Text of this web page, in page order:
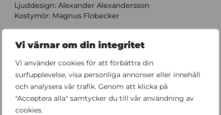
Vi värnar om din integritet
Vi använder cookies för att förbättra din
surfupplevelse, visa personliga annonser eller innehåll
och analysera vår trafik. Genom att klicka på
"Acceptera alla" samtycker du till vår användning av
cookies.
Ljuddesign: Alexander Alexandersson
Kostymör: Magnus Flobecker
Sara Niklasson – gitarr, fiol, mandolin, bas och sång
Välkomna till mer än bara en konsert!
Längd ca 100 min.
Åldersgräns 7 år med målsman.